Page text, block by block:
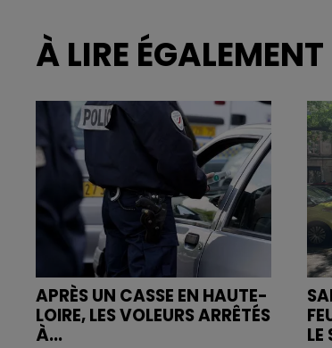
À LIRE ÉGALEMENT
APRÈS UN CASSE EN HAUTE-
LOIRE, LES VOLEURS ARRÊTÉS
À...
LE